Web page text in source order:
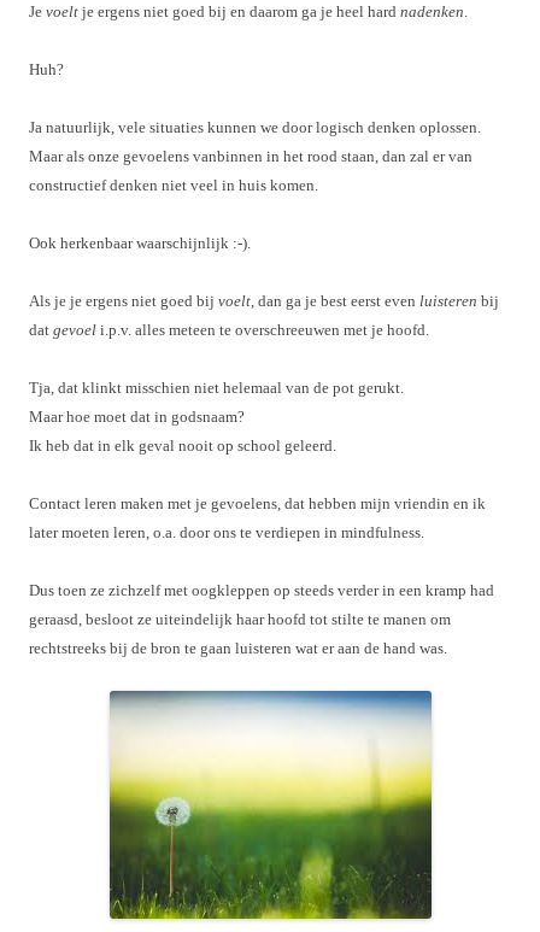
Je voelt je ergens niet goed bij en daarom ga je heel hard nadenken.
Huh?
Ja natuurlijk, vele situaties kunnen we door logisch denken oplossen.
Maarals onze gevoelens vanbinnen in het rood staan, dan zal er van
constructief denken niet veel in huis komen.
Ook herkenbaar waarschijnlijk :-).
Als je je ergens niet goed bij voelt, dan ga je best eerst even luisteren bij
dat gevoel i.p.v. alles meteen te overschreeuwen met je hoofd.
Tja, dat klinkt misschien niet helemaal van de pot gerukt.
Maar hoe moet dat in godsnaam?
Ik heb dat in elk geval nooit op school geleerd.
Contact leren maken met je gevoelens, dat hebben mijn vriendin en ik
later moeten leren, o.a. door ons te verdiepen in mindfulness.
Dus toen ze zichzelf met oogkleppen op steeds verder in een kramp had
geraasd, besloot ze uiteindelijk haar hoofd tot stilte te manen om
rechtstreeks bij de bron te gaan luisteren wat er aan de hand was.